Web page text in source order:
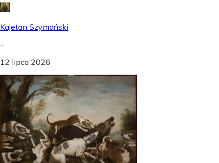
Kajetan Szymański
-
12 lipca 2026